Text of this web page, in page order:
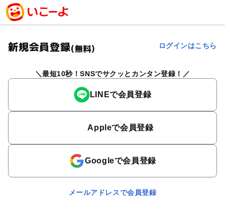
新規会員登録(無料) ログインはこちら
最短10秒！SNSでサクッとカンタン登録！
LINEで会員登録
Appleで会員登録
Googleで会員登録
メールアドレスで会員登録